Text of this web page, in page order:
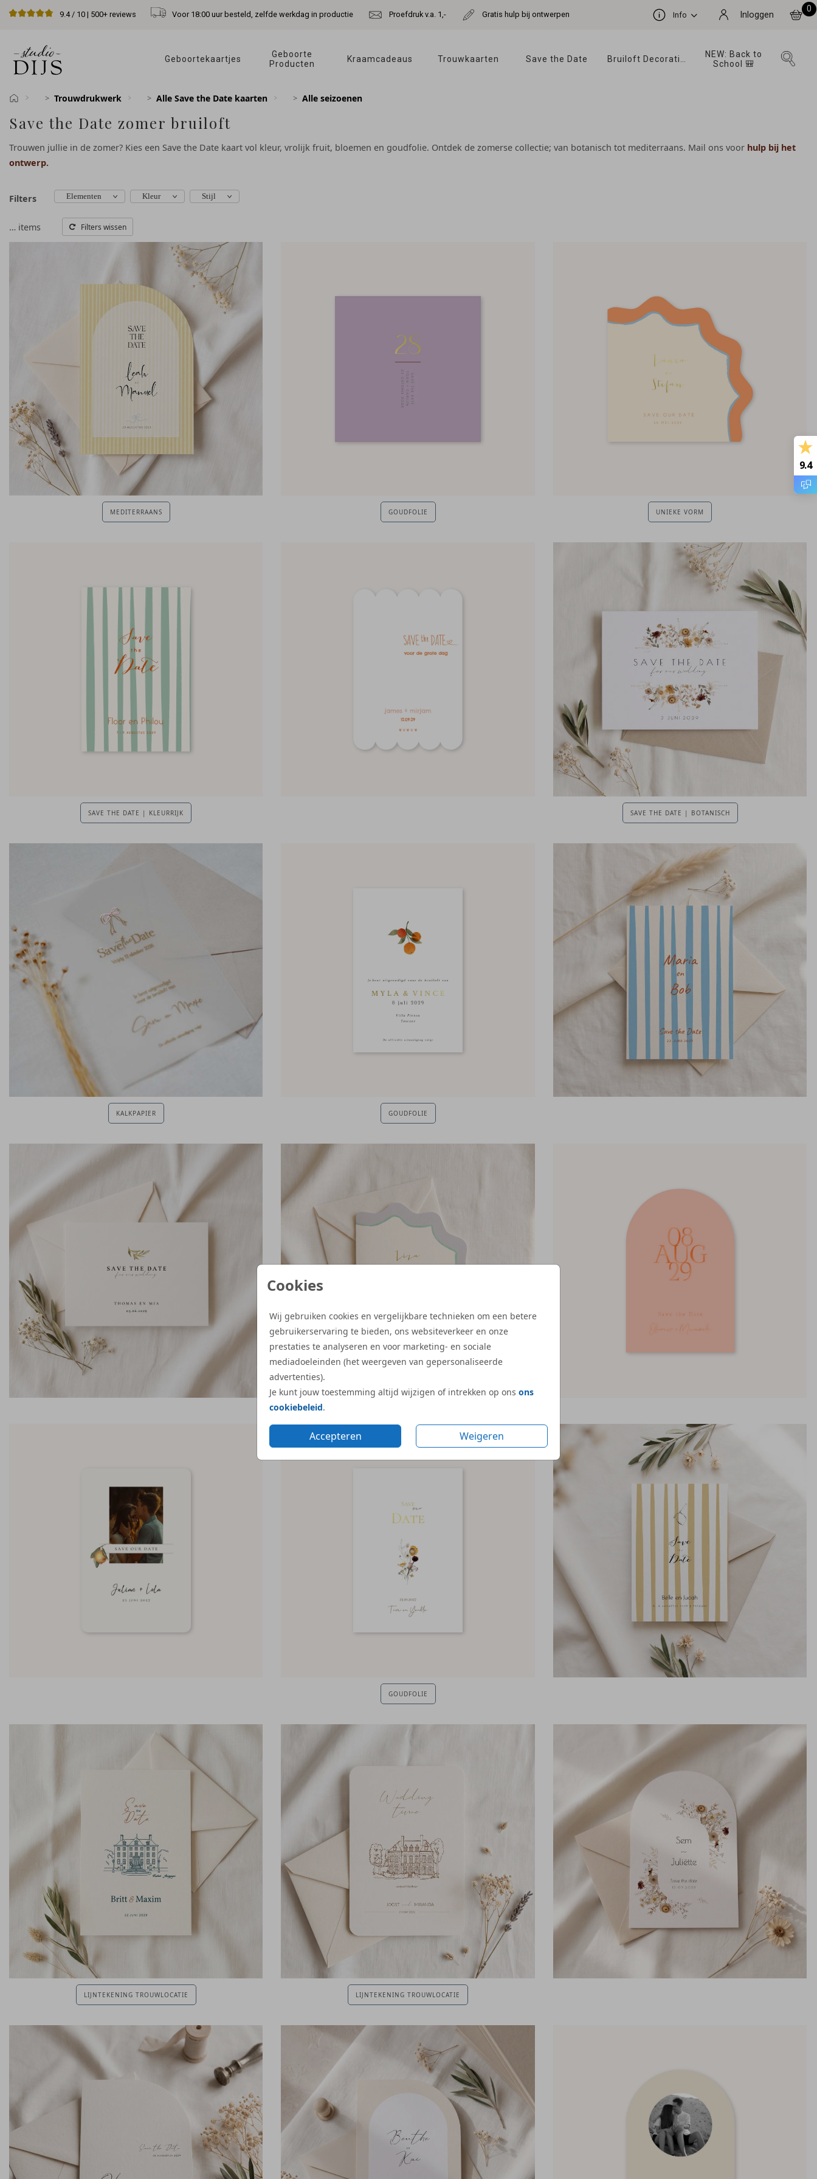
9.4/ 10 | 500+ reviews Voor 18:00 uur besteld, zelfde werkdag in productie Proefdruk v.a. 1,- Gratis hulp bij ontwerpen Info Inloggen
0
Geboortekaartjes
Geboorte
Producten
Kraamcadeaus Trouwkaarten Save the Date
NEW: Back to
School 🎒
Cookies
Wij gebruiken cookies en vergelijkbare technieken om een betere
gebruikerservaring te bieden, ons websiteverkeer en onze
prestaties te analyseren en voor marketing- en sociale
mediadoeleinden (het weergeven van gepersonaliseerde
advertenties).
Je kunt jouw toestemming altijd wijzigen of intrekken op ons ons
cookiebeleid.
Accepteren Weigeren
Trouwdrukwerk Alle Save the Date kaarten Alle seizoenen
Save the Date zomer bruiloft
Trouwen jullie in de zomer? Kies een Save the Date kaart vol kleur, vrolijk fruit, bloemen en goudfolie. Ontdek de zomerse collectie; van botanisch tot mediterraans. Mail ons voor hulp bij het
ontwerp.
Filters Elementen Kleur Stijl
… items Filters wissen
MEDITERRAANS GOUDFOLIE UNIEKE VORM
SAVE THE DATE | KLEURRIJK SAVE THE DATE | BOTANISCH
KALKPAPIER GOUDFOLIE
GOUDFOLIE
LIJNTEKENING TROUWLOCATIE LIJNTEKENING TROUWLOCATIE
9.4